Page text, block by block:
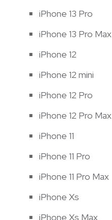
iPhone 13 Pro
iPhone 13 Pro Max
iPhone 12
iPhone 12 mini
iPhone 12 Pro
iPhone 12 Pro Max
iPhone 11
iPhone 11 Pro
iPhone 11 Pro Max
iPhone Xs
iPhone Xs Max